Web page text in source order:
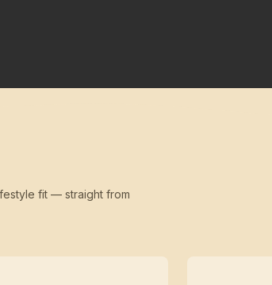
fit — straight from